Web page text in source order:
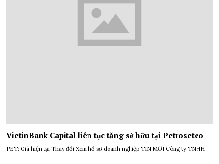
VietinBank Capital liên tục tăng sở hữu tại Petrosetco
PET: Giá hiện tại Thay đổi Xem hồ sơ doanh nghiệp TIN MỚI Công ty TNHH